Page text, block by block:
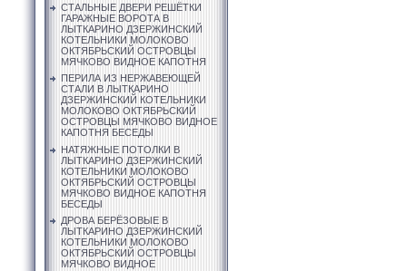
СТАЛЬНЫЕ ДВЕРИ РЕШЁТКИ
ГАРАЖНЫЕ ВОРОТА В
ЛЫТКАРИНО ДЗЕРЖИНСКИЙ
КОТЕЛЬНИКИ МОЛОКОВО
ОКТЯБРЬСКИЙ ОСТРОВЦЫ
МЯЧКОВО ВИДНОЕ КАПОТНЯ
ПЕРИЛА ИЗ НЕРЖАВЕЮЩЕЙ
СТАЛИ В ЛЫТКАРИНО
ДЗЕРЖИНСКИЙ КОТЕЛЬНИКИ
МОЛОКОВО ОКТЯБРЬСКИЙ
ОСТРОВЦЫ МЯЧКОВО ВИДНОЕ
КАПОТНЯ БЕСЕДЫ
НАТЯЖНЫЕ ПОТОЛКИ В
ЛЫТКАРИНО ДЗЕРЖИНСКИЙ
КОТЕЛЬНИКИ МОЛОКОВО
ОКТЯБРЬСКИЙ ОСТРОВЦЫ
МЯЧКОВО ВИДНОЕ КАПОТНЯ
БЕСЕДЫ
ДРОВА БЕРЁЗОВЫЕ В
ЛЫТКАРИНО ДЗЕРЖИНСКИЙ
КОТЕЛЬНИКИ МОЛОКОВО
ОКТЯБРЬСКИЙ ОСТРОВЦЫ
МЯЧКОВО ВИДНОЕ